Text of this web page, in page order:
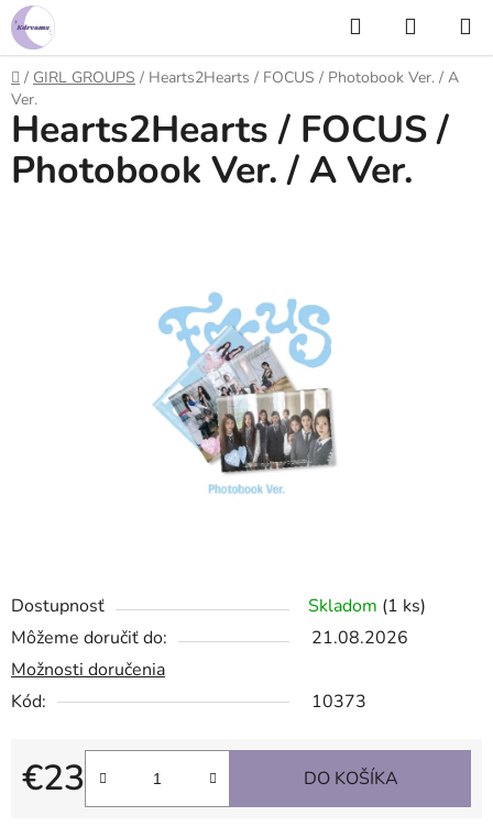
Prejsť
na
obsah
Hľadať
KOŠÍK
Domov
/ GIRL GROUPS / Hearts2Hearts / FOCUS / Photobook Ver. / A
Ver.
Dostupnosť Skladom (1 ks)
Môžeme doručiť do:
21.08.2026
Možnosti doručenia
Kód:
10373
€23
Jednotková cena:
DO KOŠÍKA
Hearts2Hearts / FOCUS /
Photobook Ver. / A Ver.